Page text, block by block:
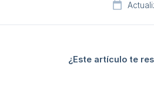
¿Este artículo te